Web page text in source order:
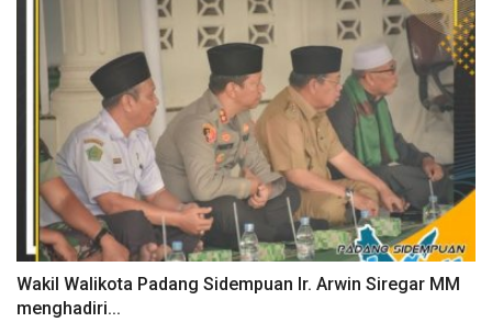
Wakil Walikota Padang Sidempuan Ir. Arwin Siregar MM
menghadiri...